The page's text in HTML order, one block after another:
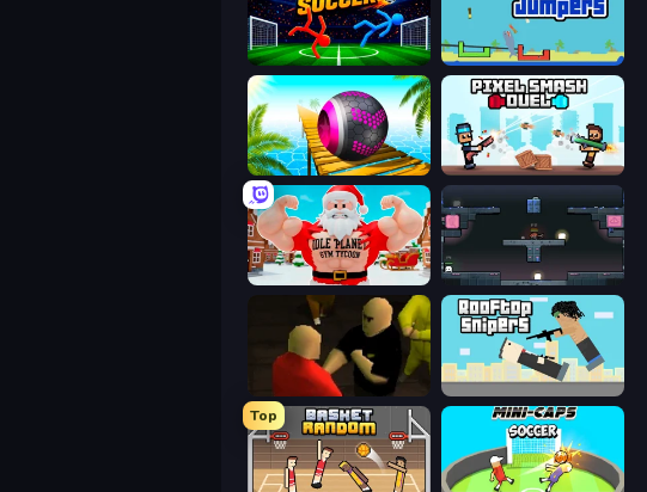
Ragdoll Soccer 2 Players Tube Jumpers
Rolling Balls Sea Race Pixel Smash Duel
Idle Planet: Gym Tycoon Arena
Rooftop Snipers
Top